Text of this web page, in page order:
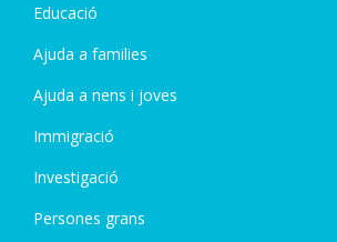
Educació
Ajuda a families
Ajuda a nens i joves
Immigració
Investigació
Persones grans